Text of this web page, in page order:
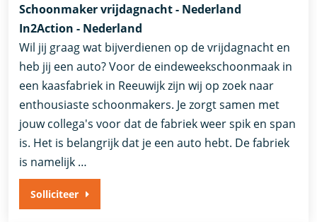
Schoonmaker vrijdagnacht - Nederland
In2Action - Nederland
Wil jij graag wat bijverdienen op de vrijdagnacht en
heb jij een auto? Voor de eindeweekschoonmaak in
een kaasfabriek in Reeuwijk zijn wij op zoek naar
enthousiaste schoonmakers. Je zorgt samen met
jouw collega's voor dat de fabriek weer spik en span
is. Het is belangrijk dat je een auto hebt. De fabriek
is namelijk …
Solliciteer